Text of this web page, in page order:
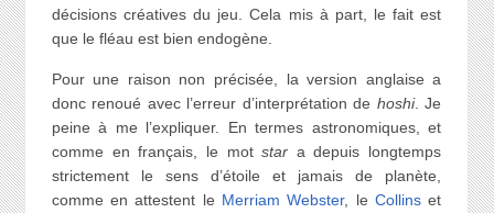
décisions créatives du jeu. Cela mis à part, le fait est
que le fléau est bien endogène.
Pour une raison non précisée, la version anglaise a
donc renoué avec l’erreur d’interprétation de hoshi. Je
peine à me l’expliquer. En termes astronomiques, et
comme en français, le motstar a depuis longtemps
strictement le sens d’étoile et jamais de planète,
comme en attestent le Merriam Webster, le Collinset